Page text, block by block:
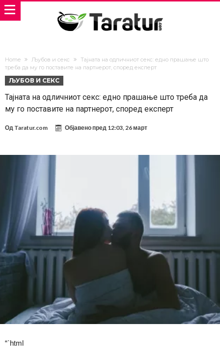
Home Љубов и секс
Тајната на одличниот секс: едно прашање што
треба да му го поставите на партнерот, според експерт
ЉУБОВ И СЕКС
Тајната на одличниот секс: едно прашање што треба да
му го поставите на партнерот, според експерт
Од Taratur.com Објавено пред 12:03, 26 март
“`html